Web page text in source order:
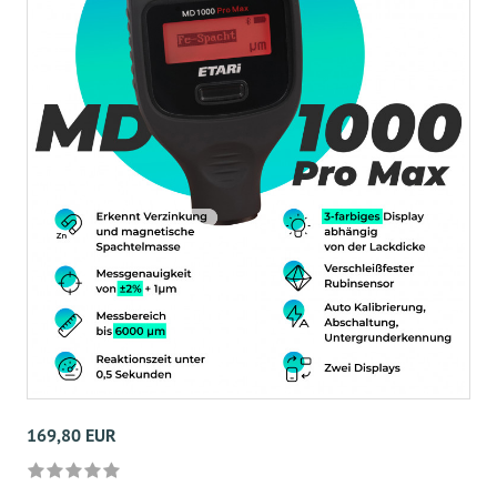
169,80 EUR